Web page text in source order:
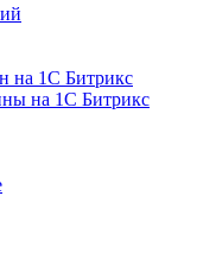
на 1С Битрикс
на 1С Битрикс